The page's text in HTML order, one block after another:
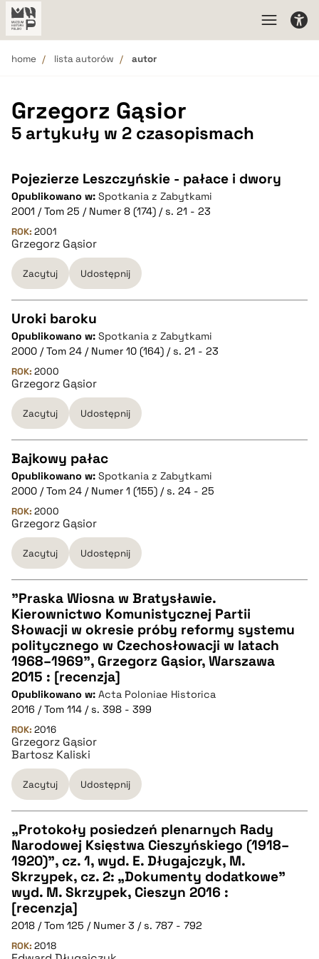
home lista autorów autor
Grzegorz Gąsior
5 artykuły w 2 czasopismach
Pojezierze Leszczyńskie - pałace i dwory
Opublikowano w: Spotkania z Zabytkami
2001 / Tom 25 / Numer 8 (174) / s. 21 - 23
ROK: 2001
Grzegorz Gąsior
Zacytuj Udostępnij
CZYSTY TEKST
pobierz cytat
BIBTEX
pobierz cytat
Uroki baroku
Opublikowano w: Spotkania z Zabytkami
2000 / Tom 24 / Numer 10 (164) / s. 21 - 23
ROK: 2000
Grzegorz Gąsior
Zacytuj Udostępnij
CZYSTY TEKST
pobierz cytat
BIBTEX
pobierz cytat
Bajkowy pałac
Opublikowano w: Spotkania z Zabytkami
2000 / Tom 24 / Numer 1 (155) / s. 24 - 25
ROK: 2000
Grzegorz Gąsior
Zacytuj Udostępnij
CZYSTY TEKST
pobierz cytat
BIBTEX
pobierz cytat
"Praska Wiosna w Bratysławie.
Kierownictwo Komunistycznej Partii
Słowacji w okresie próby reformy systemu
politycznego w Czechosłowacji w latach
1968–1969", Grzegorz Gąsior, Warszawa
2015 : [recenzja]
Opublikowano w: Acta Poloniae Historica
2016 / Tom 114 / s. 398 - 399
ROK: 2016
Grzegorz Gąsior
Bartosz Kaliski
Zacytuj Udostępnij
CZYSTY TEKST
pobierz cytat
BIBTEX
„Protokoły posiedzeń plenarnych Rady
Narodowej Księstwa Cieszyńskiego (1918–
1920)”, cz. 1, wyd. E. Długajczyk, M.
Skrzypek, cz. 2: „Dokumenty dodatkowe”
wyd. M. Skrzypek, Cieszyn 2016 :
[recenzja]
2018 / Tom 125 / Numer 3 / s. 787 - 792
ROK: 2018